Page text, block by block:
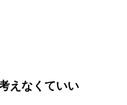
えなくていい